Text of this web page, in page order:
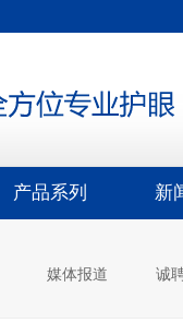
产品系列 新
媒体报道 诚